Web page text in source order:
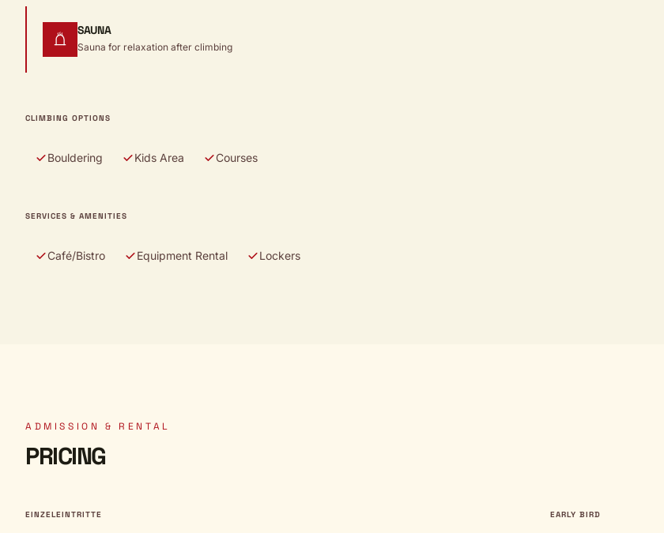
SAUNA
Sauna for relaxation after climbing
CLIMBING OPTIONS
Bouldering Kids Area Courses
SERVICES & AMENITIES
Café/Bistro Equipment Rental Lockers
ADMISSION & RENTAL
PRICING
EINZELEINTRITTE EARLY BIRD